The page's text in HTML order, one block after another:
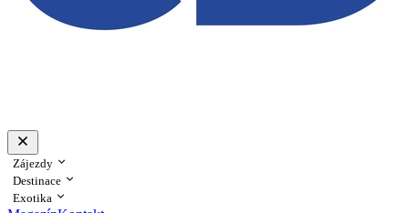
Zájezdy
Destinace
Exotika